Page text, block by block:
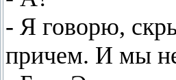
- Я говорю,
причем. И мы